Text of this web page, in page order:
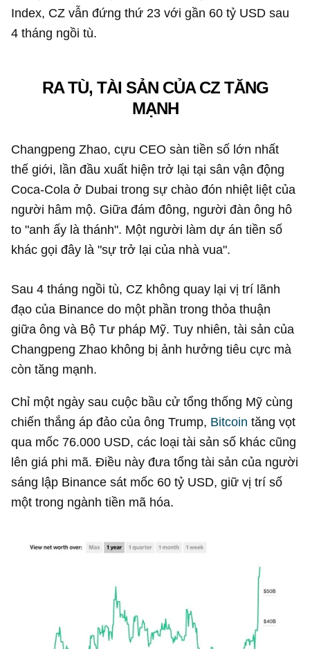
Index, CZ vẫn đứng thứ 23 với gần 60 tỷ USD sau
4 tháng ngồi tù.
RA TÙ, TÀI SẢN CỦA CZ TĂNG
MẠNH
Changpeng Zhao, cựu CEO sàn tiền số lớn nhất
thế giới, lần đầu xuất hiện trở lại tại sân vận động
Coca-Cola ở Dubai trong sự chào đón nhiệt liệt của
người hâm mộ. Giữa đám đông, người đàn ông hô
to "anh ấy là thánh". Một người làm dự án tiền số
khác gọi đây là "sự trở lại của nhà vua".
Sau 4 tháng ngồi tù, CZ không quay lại vị trí lãnh
đạo của Binance do một phần trong thỏa thuận
giữa ông và Bộ Tư pháp Mỹ. Tuy nhiên, tài sản của
Changpeng Zhao không bị ảnh hưởng tiêu cực mà
còn tăng mạnh.
Chỉ một ngày sau cuộc bầu cử tổng thống Mỹ cùng
chiến thắng áp đảo của ông Trump, Bitcoin tăng vọt
qua mốc 76.000 USD, các loại tài sản số khác cũng
lên giá phi mã. Điều này đưa tổng tài sản của người
sáng lập Binance sát mốc 60 tỷ USD, giữ vị trí số
một trong ngành tiền mã hóa.